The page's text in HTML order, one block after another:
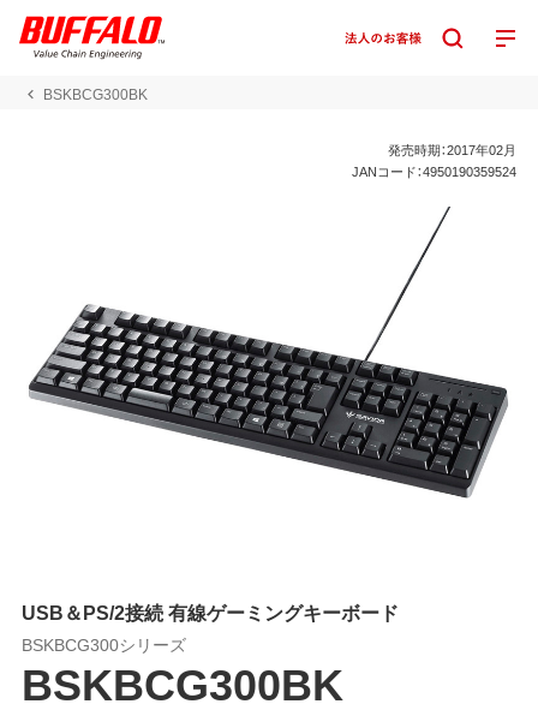
BSKBCG300BK
発売時期：2017年02月
JANコード：4950190359524
USB＆PS/2接続 有線ゲーミングキーボード
BSKBCG300シリーズ
BSKBCG300BK